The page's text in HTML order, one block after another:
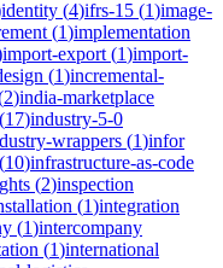
identity (4)ifrs-15 (1)image-
(1)implementation
import-export (1)import-
(1)incremental-
2)india-marketplace
(17)industry-5-0
wrappers (1)infor
(10)infrastructure-as-code
(2)inspection
(1)integration
(1)intercompany
(1)international